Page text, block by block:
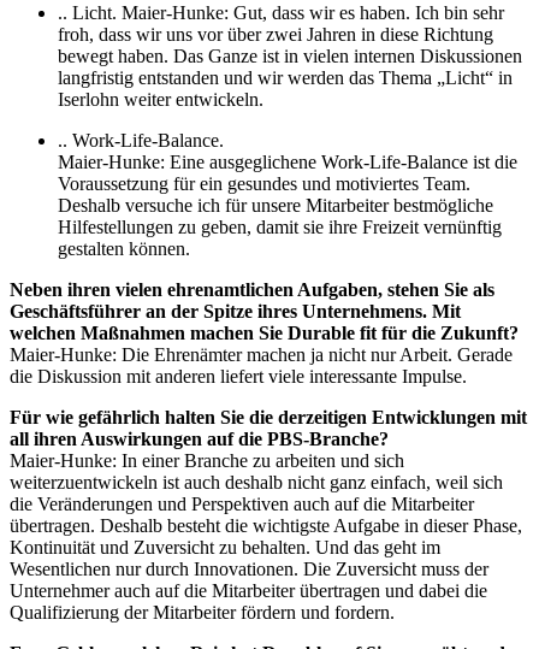
.. Licht. Maier-Hunke: Gut, dass wir es haben. Ich bin sehr
froh, dass wir uns vor über zwei Jahren in diese Richtung
bewegt haben. Das Ganze ist in vielen internen Diskussionen
langfristig entstanden und wir werden das Thema „Licht“ in
Iserlohn weiter entwickeln.
.. Work-Life-Balance.
Maier-Hunke: Eine ausgeglichene Work-Life-Balance ist die
Voraussetzung für ein gesundes und motiviertes Team.
Deshalb versuche ich für unsere Mitarbeiter bestmögliche
Hilfestellungen zu geben, damit sie ihre Freizeit vernünftig
gestalten können.
Neben ihren vielen ehrenamtlichen Aufgaben, stehen Sie als
Geschäftsführer an der Spitze ihres Unternehmens. Mit
welchen Maßnahmen machen Sie Durable fit für die Zukunft?
Maier-Hunke: Die Ehrenämter machen ja nicht nur Arbeit. Gerade
die Diskussion mit anderen liefert viele interessante Impulse.
Für wie gefährlich halten Sie die derzeitigen Entwicklungen mit
all ihren Auswirkungen auf die PBS-Branche?
Maier-Hunke: In einer Branche zu arbeiten und sich
weiterzuentwickeln ist auch deshalb nicht ganz einfach, weil sich
die Veränderungen und Perspektiven auch auf die Mitarbeiter
übertragen. Deshalb besteht die wichtigste Aufgabe in dieser Phase,
Kontinuität und Zuversicht zu behalten. Und das geht im
Wesentlichen nur durch Innovationen. Die Zuversicht muss der
Unternehmer auch auf die Mitarbeiter übertragen und dabei die
Qualifizierung der Mitarbeiter fördern und fordern.